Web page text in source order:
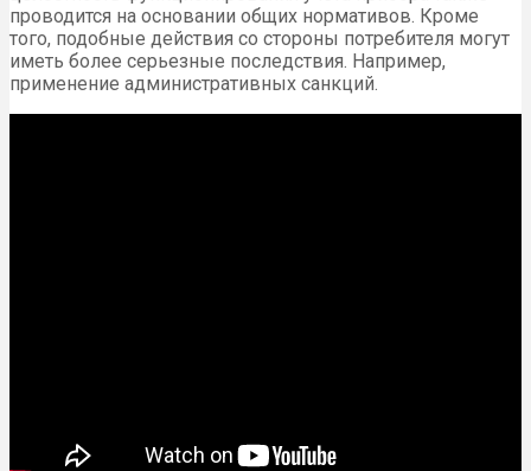
проводится на основании общих нормативов. Кроме
того, подобные действия со стороны потребителя могут
иметь более серьезные последствия. Например,
применение административных санкций.